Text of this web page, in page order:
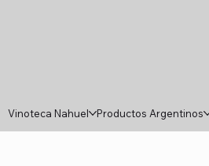
Vinoteca Nahuel Productos Argentinos